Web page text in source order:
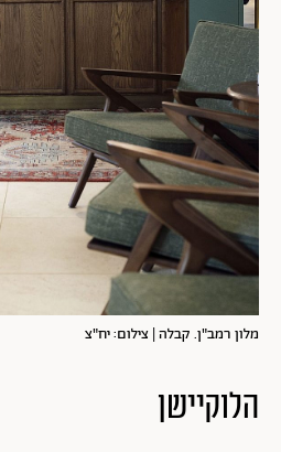
מלון רמב"ן. קבלה | צילום: יח"צ
הלוקיישן